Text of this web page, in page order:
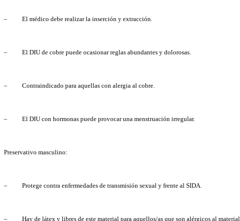
– El médico debe realizar la inserción y extracción.
– El DIU de cobre puede ocasionar reglas abundantes y dolorosas.
– Contraindicado para aquellas con alergia al cobre.
– El DIU con hormonas puede provocar una menstruación irregular.
Preservativo masculino:
– Protege contra enfermedades de transmisión sexual y frente al SIDA.
– Hay de látex y libres de este material para aquellos/as que son alérgicos al material.